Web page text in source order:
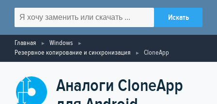
Главная
Windows
Резервное копирование и синхронизация
CloneApp
Аналоги CloneApp